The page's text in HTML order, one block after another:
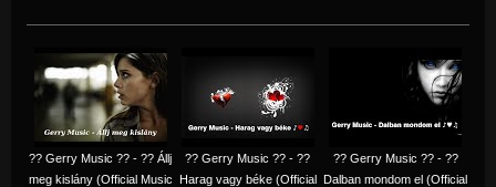
?? Gerry Music ?? - ?? Állj
meg kislány (Official Music
?? Gerry Music ?? - ??
Harag vagy béke (Official
?? Gerry Music ?? - ??
Dalban mondom el (Official